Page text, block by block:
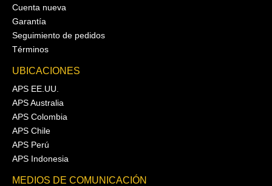
Cuenta nueva
Garantía
Seguimiento de pedidos
Términos
UBICACIONES
APS EE.UU.
APS Australia
APS Colombia
APS Chile
APS Perú
APS Indonesia
MEDIOS DE COMUNICACIÓN